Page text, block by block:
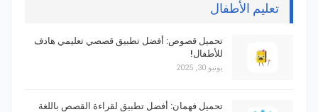
تعليم الأطفال
تحميل قصوص: أفضل تطبيق قصصي تعليمي هادف
للأطفال!
يونيو 30, 2025
تحميل فهمان: أفضل تطبيق لقراءة القصص باللغة